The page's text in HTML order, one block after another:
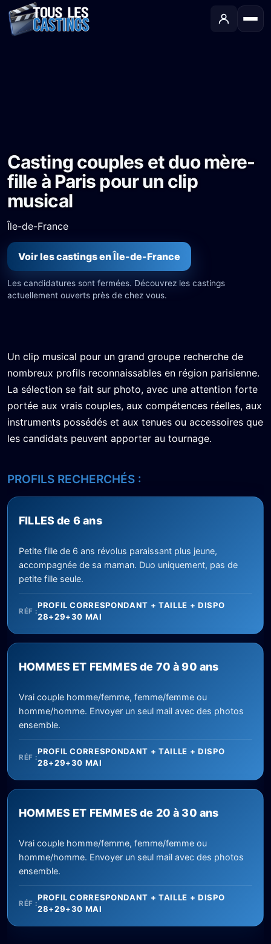
Casting couples et duo mère-
fille à Paris pour un clip
musical
Île-de-France
Voir les castings en Île-de-France
Les candidatures sont fermées. Découvrez les castings
actuellement ouverts près de chez vous.
Un clip musical pour un grand groupe recherche de
nombreux profils reconnaissables en région parisienne.
La sélection se fait sur photo, avec une attention forte
portée aux vrais couples, aux compétences réelles, aux
instruments possédés et aux tenues ou accessoires que
les candidats peuvent apporter au tournage.
PROFILS RECHERCHÉS :
FILLES de 6 ans
Petite fille de 6 ans révolus paraissant plus jeune,
accompagnée de sa maman. Duo uniquement, pas de
petite fille seule.
RÉF :
PROFIL CORRESPONDANT + TAILLE + DISPO
28+29+30 MAI
HOMMES ET FEMMES de 70 à 90 ans
Vrai couple homme/femme, femme/femme ou
homme/homme. Envoyer un seul mail avec des photos
ensemble.
RÉF :
PROFIL CORRESPONDANT + TAILLE + DISPO
28+29+30 MAI
HOMMES ET FEMMES de 20 à 30 ans
Vrai couple homme/femme, femme/femme ou
homme/homme. Envoyer un seul mail avec des photos
ensemble.
RÉF :
PROFIL CORRESPONDANT + TAILLE + DISPO
28+29+30 MAI